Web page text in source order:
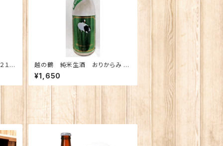
１％
越の鶴 純米生酒 おりからみ
料飲店Ｏｎｌｙ 720ml
¥1,650